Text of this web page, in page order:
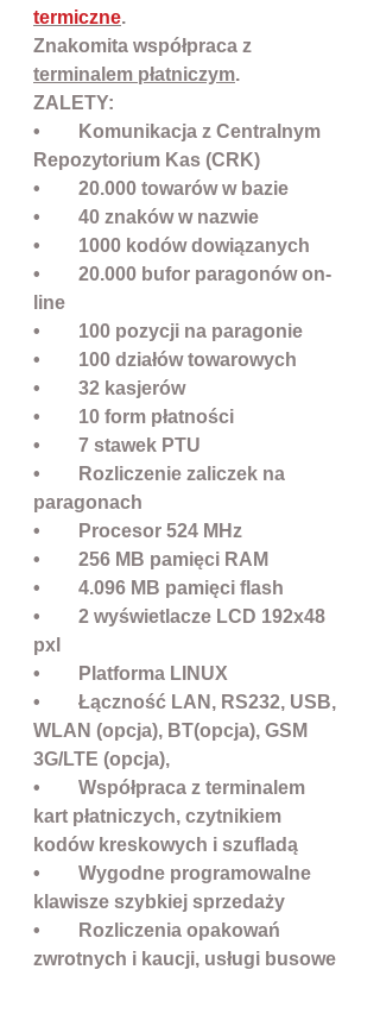
termiczne.
Znakomita współpraca z
terminalem płatniczym.
ZALETY:
• Komunikacja z Centralnym
Repozytorium Kas (CRK)
• 20.000 towarów w bazie
• 40 znaków w nazwie
• 1000 kodów dowiązanych
• 20.000 bufor paragonów on-
line
• 100 pozycji na paragonie
• 100 działów towarowych
• 32 kasjerów
• 10 form płatności
• 7 stawek PTU
• Rozliczenie zaliczek na
paragonach
• Procesor 524 MHz
• 256 MB pamięci RAM
• 4.096 MB pamięci flash
• 2 wyświetlacze LCD 192x48
pxl
• Platforma LINUX
• Łączność LAN, RS232, USB,
WLAN (opcja), BT(opcja), GSM
3G/LTE (opcja),
• Współpraca z terminalem
kart płatniczych, czytnikiem
kodów kreskowych i szufladą
• Wygodne programowalne
klawisze szybkiej sprzedaży
• Rozliczenia opakowań
zwrotnych i kaucji, usługi busowe